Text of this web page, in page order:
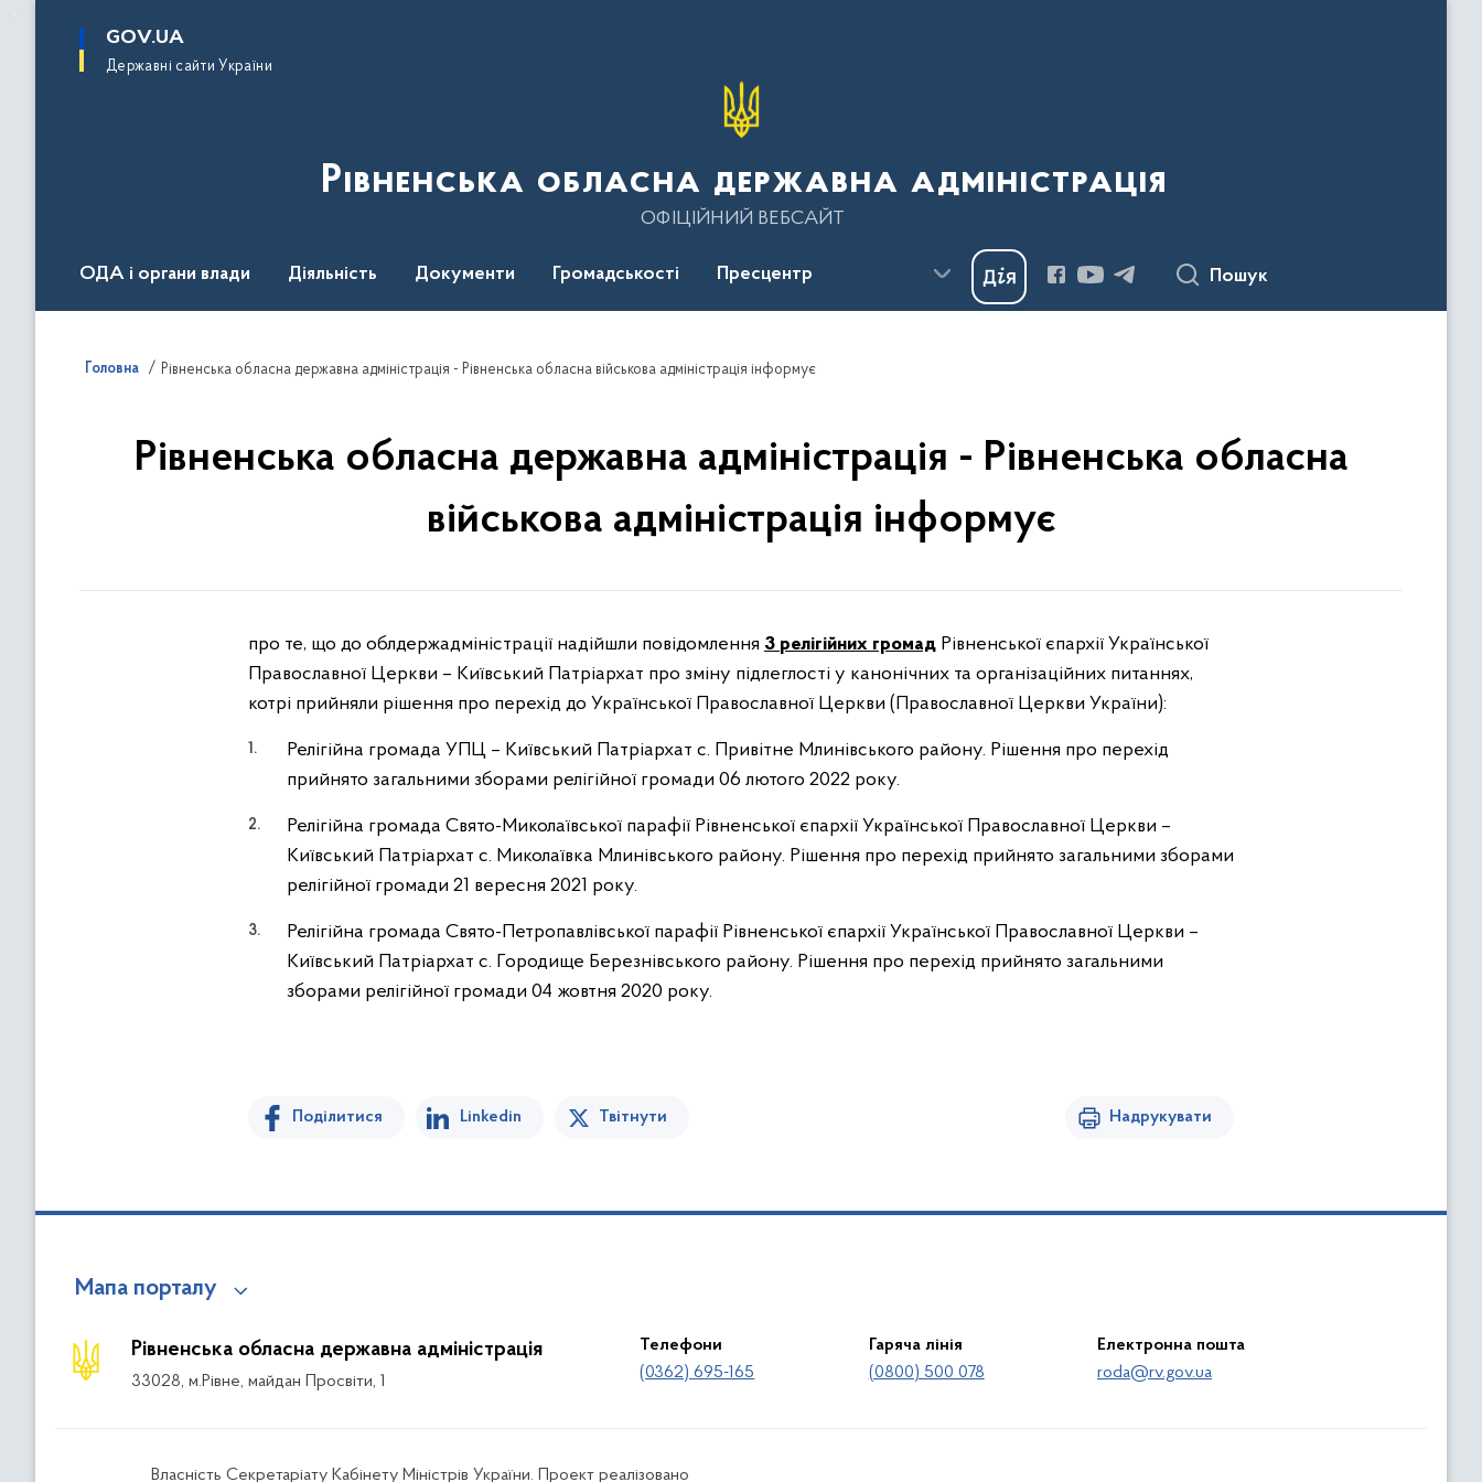
основного
GOV.UA
Державні сайти України
Рівненська обласна державна адміністрація
ОФІЦІЙНИЙ ВЕБСАЙТ
ОДА і органи влади Діяльність Документи Громадськості Пресцентр Пошук
Головна Рівненська обласна державна адміністрація - Рівненська обласна військова адміністрація інформує
Рівненська обласна державна адміністрація - Рівненська обласна
військова адміністрація інформує
про те, що до облдержадміністрації надійшли повідомлення 3 релігійних громад Рівненської єпархії Української
Православної Церкви – Київський Патріархат про зміну підлеглості у канонічних та організаційних питаннях,
котрі прийняли рішення про перехід до Української Православної Церкви (Православної Церкви України):
Релігійна громада УПЦ – Київський Патріархат с. Привітне Млинівського району. Рішення про перехід
прийнято загальними зборами релігійної громади 06 лютого 2022 року.
Релігійна громада Свято-Миколаївської парафії Рівненської єпархії Української Православної Церкви –
Київський Патріархат с. Миколаївка Млинівського району. Рішення про перехід прийнято загальними зборами
релігійної громади 21 вересня 2021 року.
Релігійна громада Свято-Петропавлівської парафії Рівненської єпархії Української Православної Церкви –
Київський Патріархат с. Городище Березнівського району. Рішення про перехід прийнято загальними
зборами релігійної громади 04 жовтня 2020 року.
Поділитися Linkedin Твітнути Надрукувати
Мапа порталу
Рівненська обласна державна адміністрація
33028, м.Рівне, майдан Просвіти, 1
Телефони
(0362) 695-165
Гаряча лінія
(0800) 500 078
Електронна пошта
roda@rv.gov.ua
Власність Секретаріату Кабінету Міністрів України. Проект реалізовано